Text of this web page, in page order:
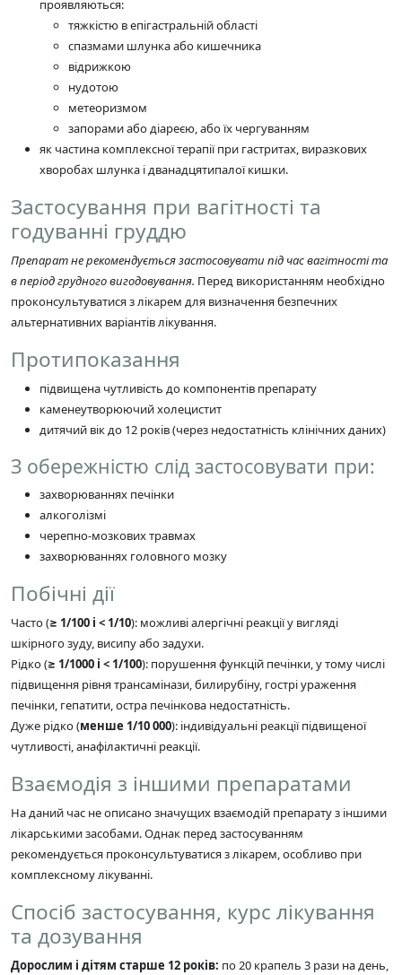
проявляються:
тяжкістю в епігастральній області
спазмами шлунка або кишечника
відрижкою
нудотою
метеоризмом
запорами або діареєю, або їх чергуванням
як частина комплексної терапії при гастритах, виразкових
хворобах шлунка і дванадцятипалої кишки.
Застосування при вагітності та
годуванні груддю
Препарат не рекомендується застосовувати під час вагітності та
в період грудного вигодовування. Перед використанням необхідно
проконсультуватися з лікарем для визначення безпечних
альтернативних варіантів лікування.
Протипоказання
підвищена чутливість до компонентів препарату
каменеутворюючий холецистит
дитячий вік до 12 років (через недостатність клінічних даних)
З обережністю слід застосовувати при:
захворюваннях печінки
алкоголізмі
черепно-мозкових травмах
захворюваннях головного мозку
Побічні дії
Часто (≥ 1/100 і < 1/10): можливі алергічні реакції у вигляді
шкірного зуду, висипу або задухи.
Рідко (≥ 1/1000 і < 1/100): порушення функцій печінки, у тому числі
підвищення рівня трансамінази, билирубіну, гострі ураження
печінки, гепатити, остра печінкова недостатність.
Дуже рідко (менше 1/10 000): індивідуальні реакції підвищеної
чутливості, анафілактичні реакції.
Взаємодія з іншими препаратами
На даний час не описано значущих взаємодій препарату з іншими
лікарськими засобами. Однак перед застосуванням
рекомендується проконсультуватися з лікарем, особливо при
комплексному лікуванні.
Спосіб застосування, курс лікування
та дозування
Дорослим і дітям старше 12 років: по 20 крапель 3 рази на день,